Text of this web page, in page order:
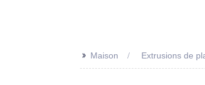
>> Maison Extrusions de